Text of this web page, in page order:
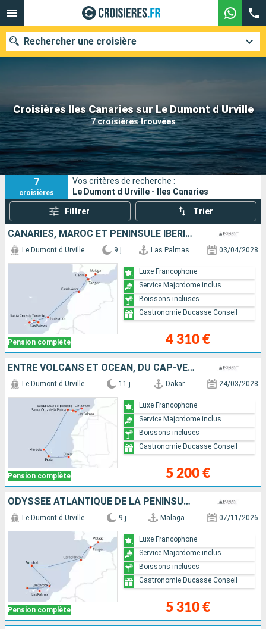
Croisières Iles Canaries sur Le Dumont d Urville
7 croisières trouvées
Rechercher une croisière
Nos destinations
Mois de départ
Ports Compagnies
Rechercher
7
croisières
Vos critères de recherche :
Le Dumont d Urville - Iles Canaries
Filtrer Trier
CANARIES, MAROC ET PÉNINSULE IBÉRIQUE
Pension complète
Le Dumont d Urville 9 j Las Palmas 03/04/2028
4 310 €
Luxe Francophone
Service Majordome inclus
Boissons incluses
Gastronomie Ducasse Conseil
ENTRE VOLCANS ET OCÉAN, DU CAP-VERT AUX CANARIES
Pension complète
Le Dumont d Urville 11 j Dakar 24/03/2028
5 200 €
Luxe Francophone
Service Majordome inclus
Boissons incluses
Gastronomie Ducasse Conseil
ODYSSÉE ATLANTIQUE DE LA PÉNINSULE IBÉRIQUE AUX CANARIES
Pension complète
Le Dumont d Urville 9 j Malaga 07/11/2026
5 310 €
Luxe Francophone
Service Majordome inclus
Boissons incluses
Gastronomie Ducasse Conseil